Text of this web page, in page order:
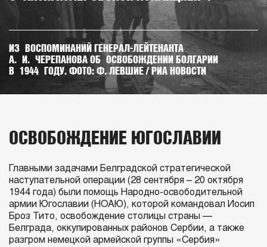
ИЗ ВОСПОМИНАНИЙ ГЕНЕРАЛ-ЛЕЙТЕНАНТА
А. И. ЧЕРЕПАНОВА ОБ ОСВОБОЖДЕНИИ БОЛГАРИИ
В 1944 ГОДУ. ФОТО: Ф. ЛЕВШИЕ / РИА НОВОСТИ
ОСВОБОЖДЕНИЕ ЮГОСЛАВИИ
Главными задачами Белградской стратегической
наступательной операции (28 сентября – 20 октября
1944 года) были помощь Народно-освободительной
армии Югославии (НОАЮ), которой командовал Иосип
Броз Тито, освобождение столицы страны —
Белграда, оккупированных районов Сербии, а также
разгром немецкой армейской группы «Сербия»